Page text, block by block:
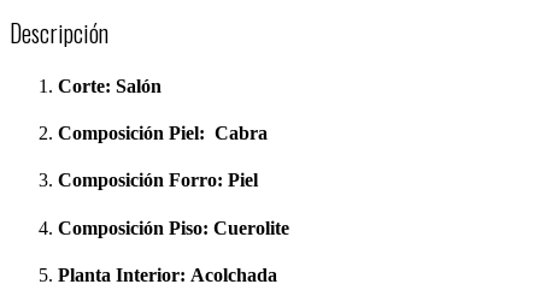
Descripción
Corte: Salón
Composición Piel: Cabra
Composición Forro: Piel
Composición Piso: Cuerolite
Planta Interior: Acolchada